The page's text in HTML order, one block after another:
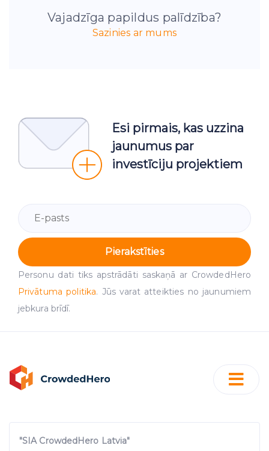
Vajadzīga papildus palīdzība?
Sazinies ar mums
Esi pirmais, kas uzzina
jaunumus par
investīciju projektiem
Pierakstīties
Personu dati tiks apstrādāti saskaņā ar CrowdedHero
Privātuma politika. Jūs varat atteikties no jaunumiem
jebkura brīdī.
"SIA CrowdedHero Latvia"